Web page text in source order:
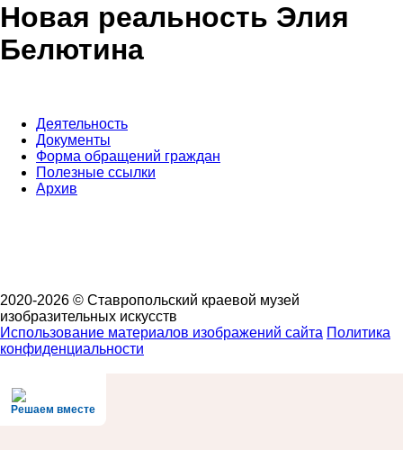
Новая реальность Элия
Белютина
Деятельность
Документы
Форма обращений граждан
Полезные ссылки
Архив
2020-2026 © Ставропольский краевой музей
изобразительных искусств
Использование материалов изображений сайта Политика
конфиденциальности
Решаем вместе